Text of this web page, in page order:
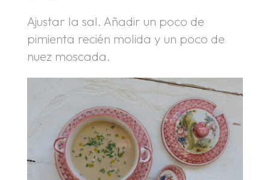
Ajustar la sal. Añadir un poco de
pimienta recién molida y un poco de
nuez moscada.